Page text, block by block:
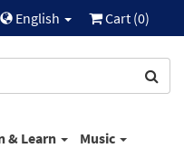
English Cart (0)
& Learn Music